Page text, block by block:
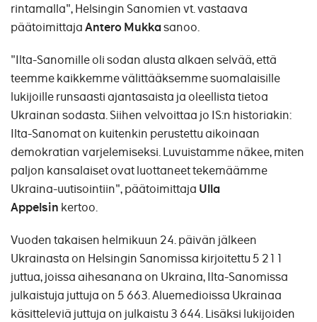
rintamalla", Helsingin Sanomien vt. vastaava
päätoimittajaAntero Mukkasanoo.
"Ilta-Sanomille oli sodan alusta alkaen selvää, että
teemme kaikkemme välittääksemme suomalaisille
lukijoille runsaasti ajantasaista ja oleellista tietoa
Ukrainan sodasta. Siihen velvoittaa jo IS:n historiakin:
Ilta-Sanomat on kuitenkin perustettu aikoinaan
demokratian varjelemiseksi. Luvuistamme näkee, miten
paljon kansalaiset ovat luottaneet tekemäämme
Ukraina-uutisointiin", päätoimittaja Ulla
Appelsin kertoo.
Vuoden takaisen helmikuun 24. päivän jälkeen
Ukrainasta on Helsingin Sanomissa kirjoitettu 5 211
juttua, joissa aihesanana on Ukraina, Ilta-Sanomissa
julkaistuja juttuja on 5 663. Aluemedioissa Ukrainaa
käsitteleviä juttuja on julkaistu 3 644. Lisäksi lukijoiden